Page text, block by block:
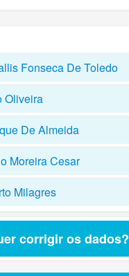
Fonseca De Toledo
Oliveira
De Almeida
Moreira Cesar
Milagres
corrigir os dados?